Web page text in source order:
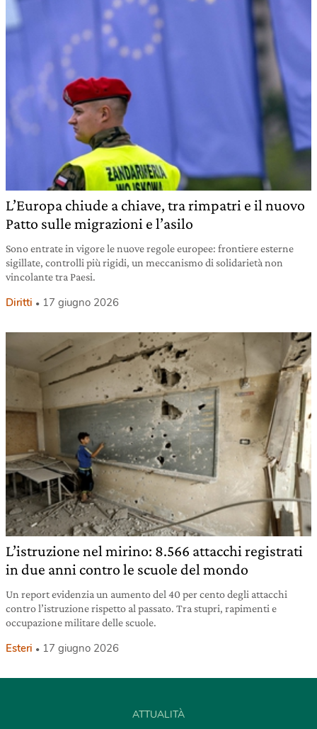
L’Europa chiude a chiave, tra rimpatri e il nuovo
Patto sulle migrazioni e l’asilo
Sono entrate in vigore le nuove regole europee: frontiere esterne
sigillate, controlli più rigidi, un meccanismo di solidarietà non
vincolante tra Paesi.
Diritti 17 giugno 2026
L’istruzione nel mirino: 8.566 attacchi registrati
in due anni contro le scuole del mondo
Un report evidenzia un aumento del 40 per cento degli attacchi
contro l’istruzione rispetto al passato. Tra stupri, rapimenti e
occupazione militare delle scuole.
Esteri 17 giugno 2026
ATTUALITÀ